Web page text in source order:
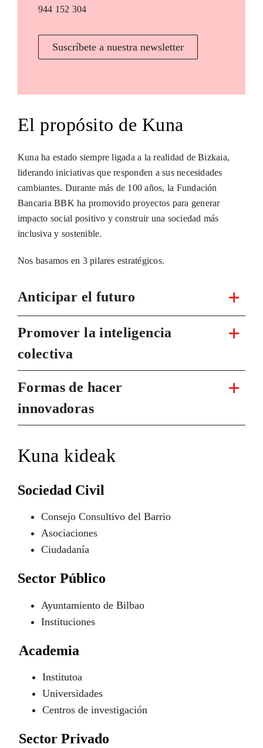
944 152 304
Suscríbete a nuestra newsletter
El propósito de Kuna
Kuna ha estado siempre ligada a la realidad de Bizkaia,
liderando iniciativas que responden a sus necesidades
cambiantes. Durante más de 100 años, la Fundación
Bancaria BBK ha promovido proyectos para generar
impacto social positivo y construir una sociedad más
inclusiva y sostenible.
Nos basamos en 3 pilares estratégicos.
Anticipar el futuro
Promover la inteligencia
colectiva
Formas de hacer
innovadoras
Kuna kideak
Sociedad Civil
Consejo Consultivo del Barrio
Asociaciones
Ciudadanía
Sector Público
Ayuntamiento de Bilbao
Instituciones
Academia
Institutoa
Universidades
Centros de investigación
Sector Privado